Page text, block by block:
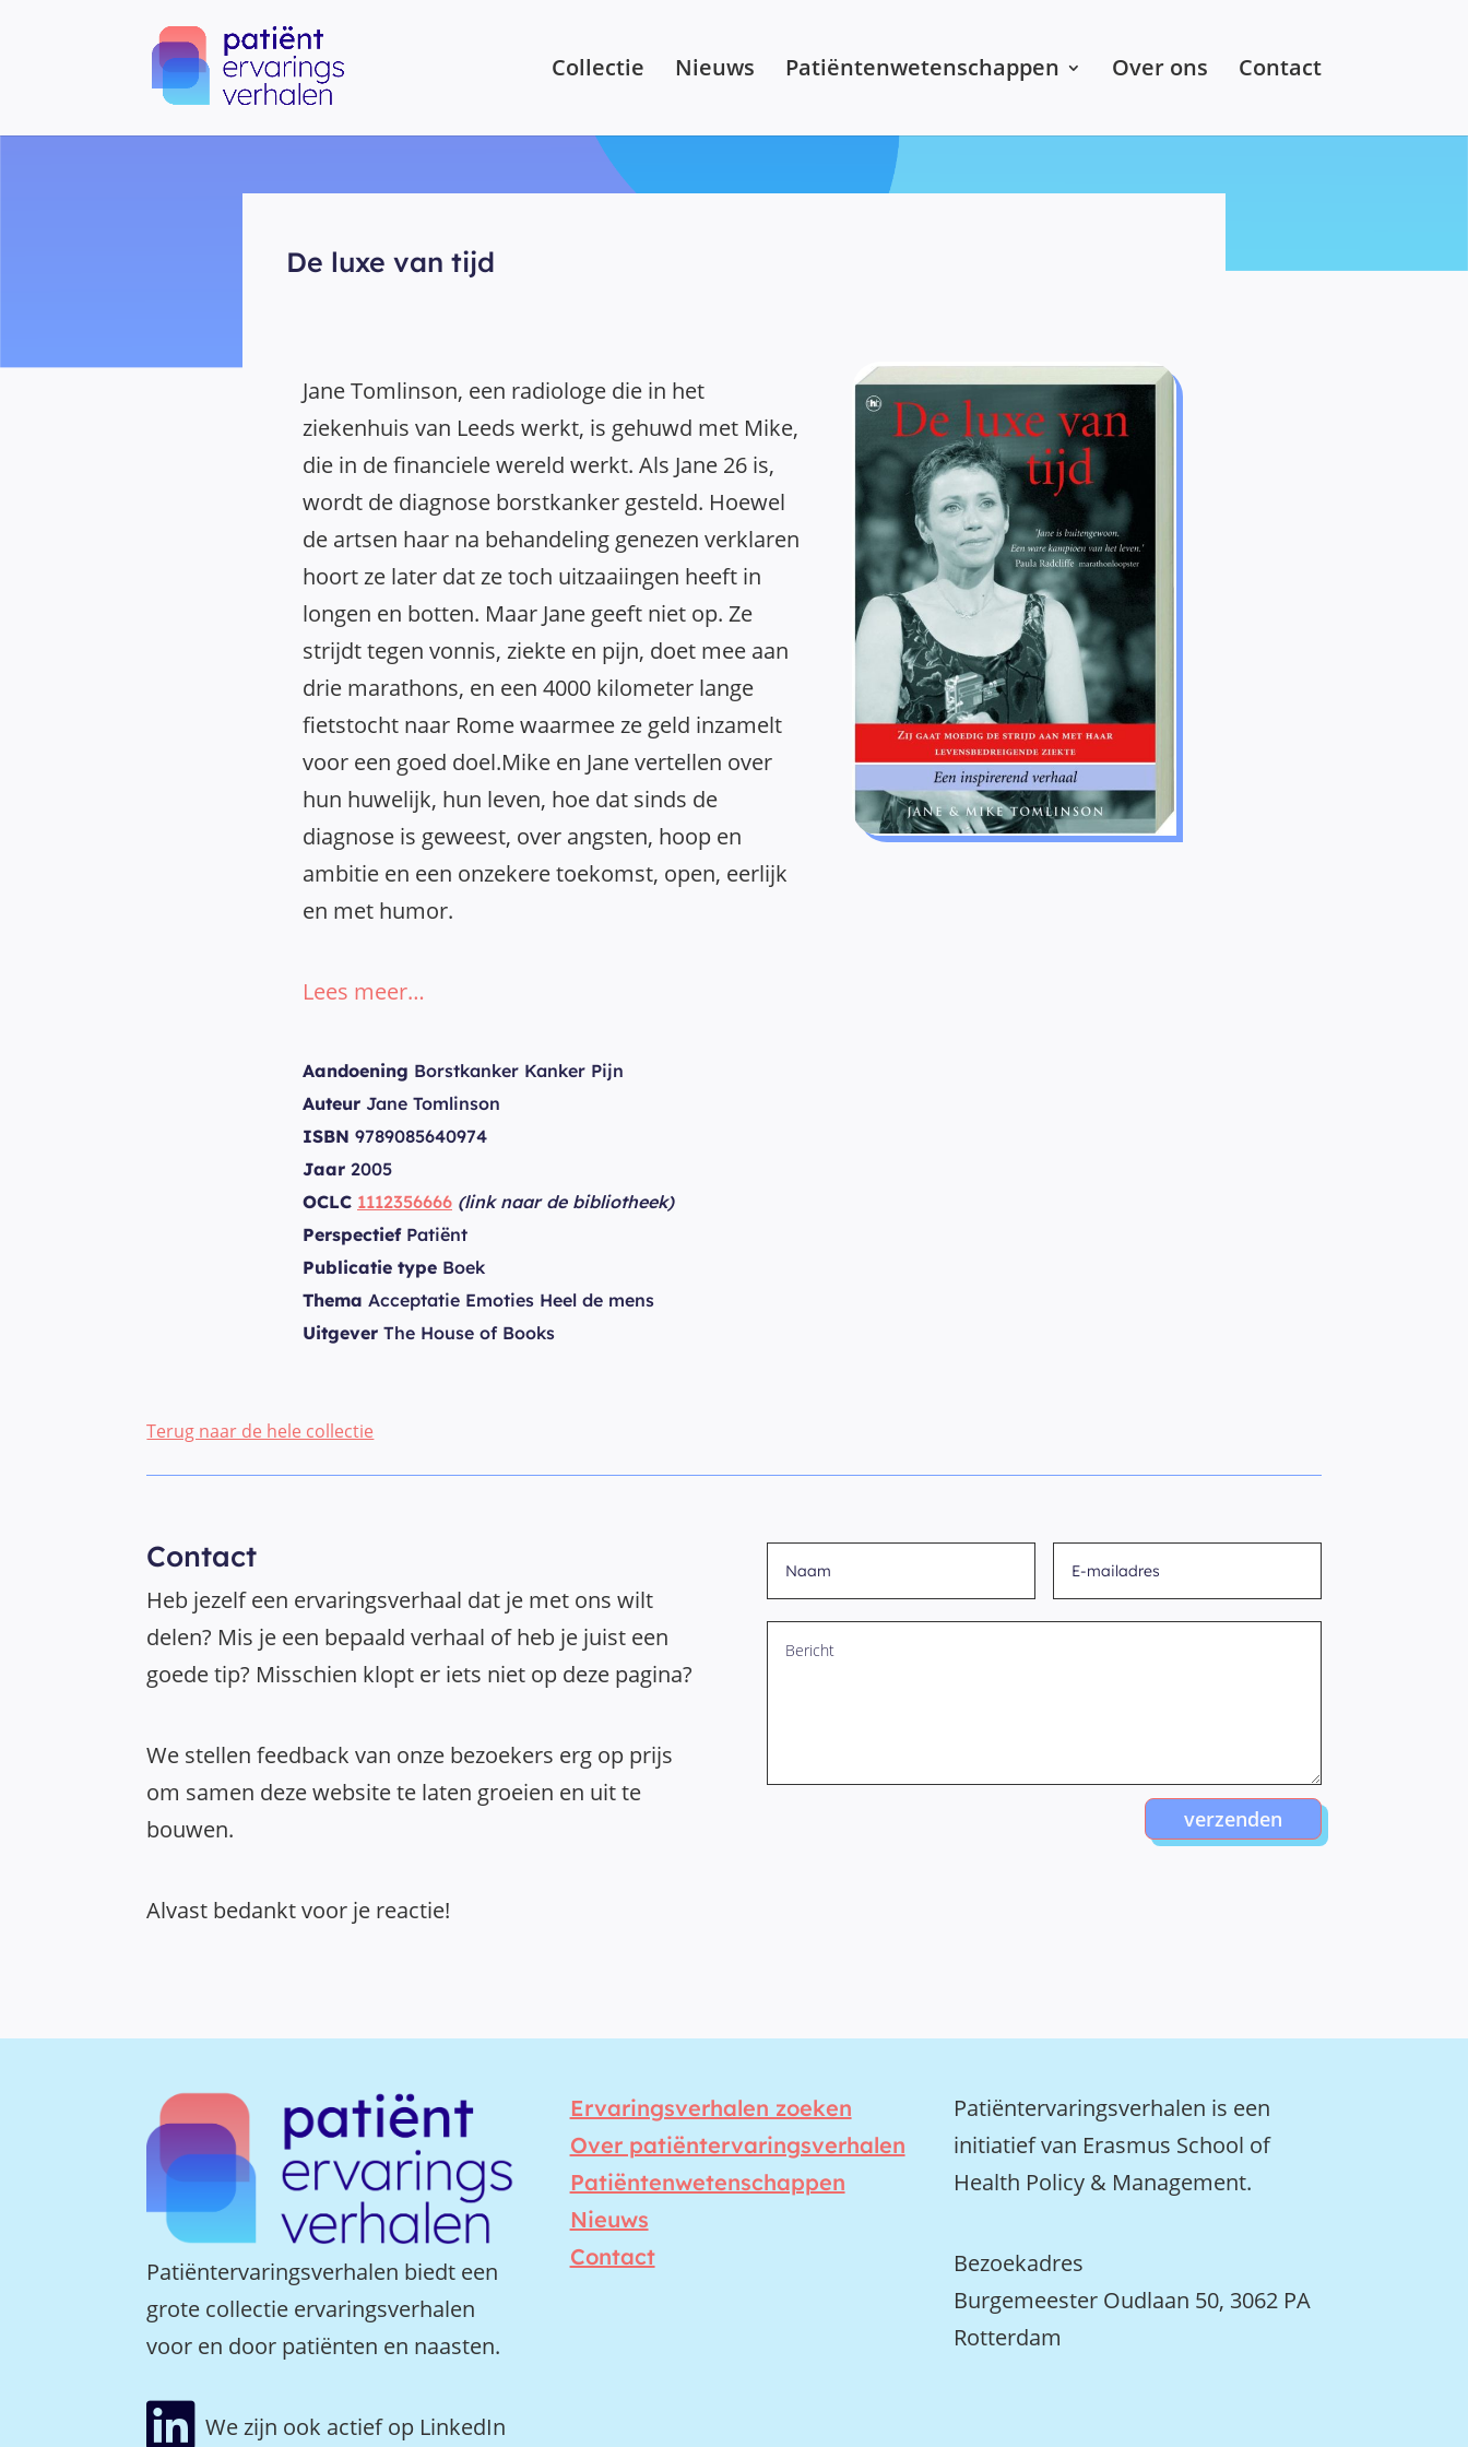
Collectie Nieuws Patiëntenwetenschappen Over ons Contact
De luxe van tijd
Jane Tomlinson, een radiologe die in het
ziekenhuis van Leeds werkt, is gehuwd met Mike,
die in de financiele wereld werkt. Als Jane 26 is,
wordt de diagnose borstkanker gesteld. Hoewel
de artsen haar na behandeling genezen verklaren
hoort ze later dat ze toch uitzaaiingen heeft in
longen en botten. Maar Jane geeft niet op. Ze
strijdt tegen vonnis, ziekte en pijn, doet mee aan
drie marathons, en een 4000 kilometer lange
fietstocht naar Rome waarmee ze geld inzamelt
voor een goed doel.Mike en Jane vertellen over
hun huwelijk, hun leven, hoe dat sinds de
diagnose is geweest, over angsten, hoop en
ambitie en een onzekere toekomst, open, eerlijk
en met humor.
Lees meer…
Aandoening Borstkanker Kanker Pijn
Auteur Jane Tomlinson
ISBN 9789085640974
Jaar 2005
OCLC 1112356666 (link naar de bibliotheek)
PerspectiefPatiënt
Publicatie type Boek
Thema Acceptatie Emoties Heel de mens
Uitgever The House of Books
Terug naar de hele collectie
Contact
Heb jezelf een ervaringsverhaal dat je met ons wilt
delen? Mis je een bepaald verhaal of heb je juist een
goede tip? Misschien klopt er iets niet op deze pagina?
We stellen feedback van onze bezoekers erg op prijs
om samen deze website te laten groeien en uit te
bouwen.
Alvast bedankt voor je reactie!
verzenden
Patiëntervaringsverhalen biedt een
grote collectie ervaringsverhalen
voor en door patiënten en naasten.
Ervaringsverhalen zoeken
Over patiëntervaringsverhalen
Patiëntenwetenschappen
Nieuws
Contact
Patiëntervaringsverhalen is een
initiatief van Erasmus School of
Health Policy & Management.
Bezoekadres
Burgemeester Oudlaan 50, 3062 PA
Rotterdam
 We zijn ook actief op LinkedIn